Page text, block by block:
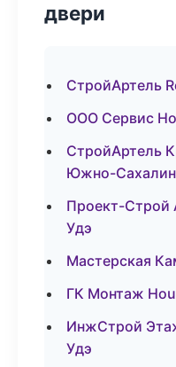
двери
СтройАртель
ООО Сервис
СтройАртель
Южно-
Проект-Строй
Удэ
Мастерская
ГК Монтаж
ИнжСтрой
Удэ